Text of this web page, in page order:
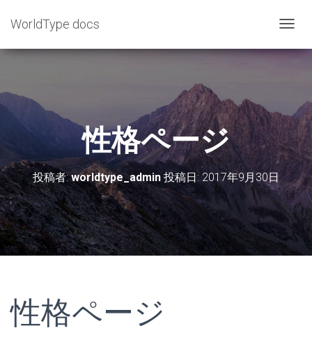
WorldType docs
ビ
ョ
ン
を
り
替
性格ページ
投稿者:worldtype_admin 投稿日:2017年9月30日
性格ページ